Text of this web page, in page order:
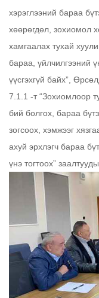
хэрэглээний бараа
хөөрөгдөл, зохиомол
хамгаалах тухай
бараа, үйлчилгээний
үүсгэхгүй байх”,
7.1.1 -т “Зохиомлоор
бий болгох, бараа
зогсоох, хэмжээг
ахуй эрхлэгч бараа
үнэ тогтоох”